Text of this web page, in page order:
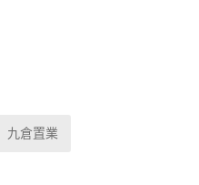
九倉置業